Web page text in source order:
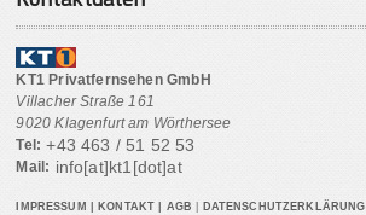
KT1 Privatfernsehen GmbH
Villacher Straße 161
9020 Klagenfurt am Wörthersee
Tel: +43 463 / 51 52 53
Mail: info[at]kt1[dot]at
IMPRESSUM KONTAKT AGB DATENSCHUTZERKLÄRUNG